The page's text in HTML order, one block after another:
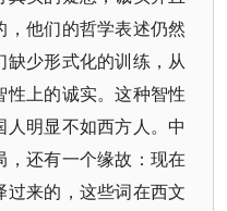
他们的哲学表述仍然
少形式化的训练，从
上的诚实。这种智性
明显不如西方人。中
还有一个缘故：现在
来的，这些词在西文